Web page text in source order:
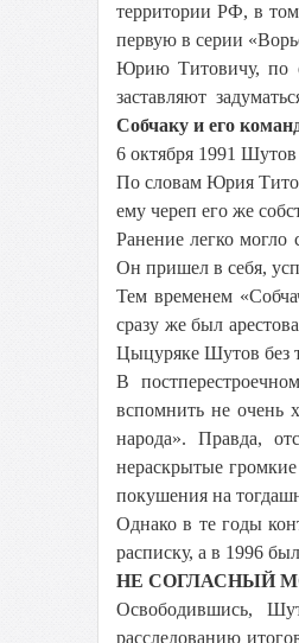
территории РФ, в том
первую в серии
Юрию Титовичу, по
заставляют
Собчаку и его
6 октября 1991
По словам Юрия
ему череп его же
Ранение легко
Он пришел в себя,
Тем временем
сразу же был
Цыцуряке Шутов без
В
вспомнить не очень
народа». Правда,
нераскрытые
покушения на
Однако в те годы
расписку, а в 1996
НЕ СОГЛАСНЫЙ
Освободившись,
расследованию